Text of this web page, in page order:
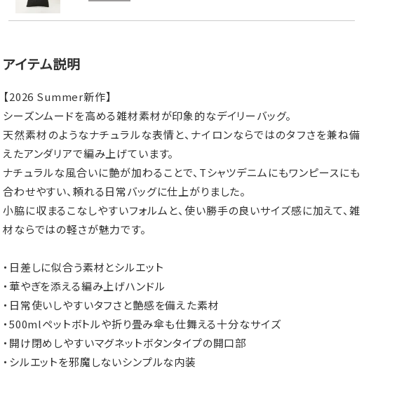
アイテム説明
【2026 Summer新作】
シーズンムードを高める雑材素材が印象的なデイリーバッグ。
天然素材のようなナチュラルな表情と、ナイロンならではのタフさを兼ね備
えたアンダリアで編み上げています。
ナチュラルな風合いに艶が加わることで、Tシャツデニムにもワンピースにも
合わせやすい、頼れる日常バッグに仕上がりました。
小脇に収まるこなしやすいフォルムと、使い勝手の良いサイズ感に加えて、雑
材ならではの軽さが魅力です。
・日差しに似合う素材とシルエット
・華やぎを添える編み上げハンドル
・日常使いしやすいタフさと艶感を備えた素材
・500mlペットボトルや折り畳み傘も仕舞える十分なサイズ
・開け閉めしやすいマグネットボタンタイプの開口部
・シルエットを邪魔しないシンプルな内装